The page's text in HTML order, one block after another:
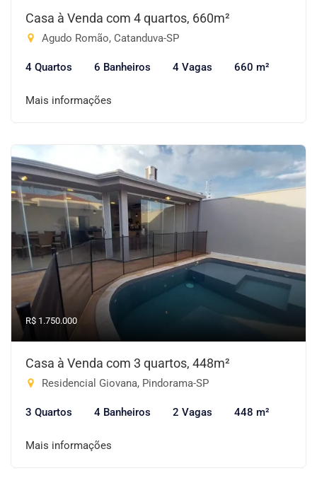
Casa à Venda com 4 quartos, 660m²
Agudo Romão, Catanduva-SP
4 Quartos 6 Banheiros 4 Vagas 660 m²
Mais informações
R$ 1.750.000
Casa à Venda com 3 quartos, 448m²
Residencial Giovana, Pindorama-SP
3 Quartos 4 Banheiros 2 Vagas 448 m²
Mais informações